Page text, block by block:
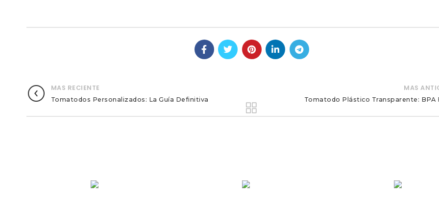
MAS RECIENTE
Tomatodos Personalizados: La Guía Definitiva
MAS
Tomatodo Plástico Transparente: BPA